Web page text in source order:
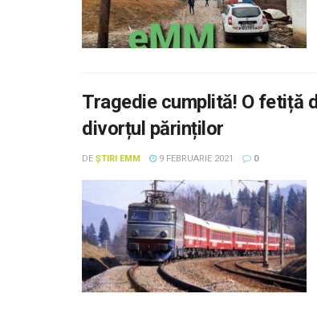
Tragedie cumplită! O fetiță
divorțul părinților
DE ȘTIRI EMM 9 FEBRUARIE 2021 0